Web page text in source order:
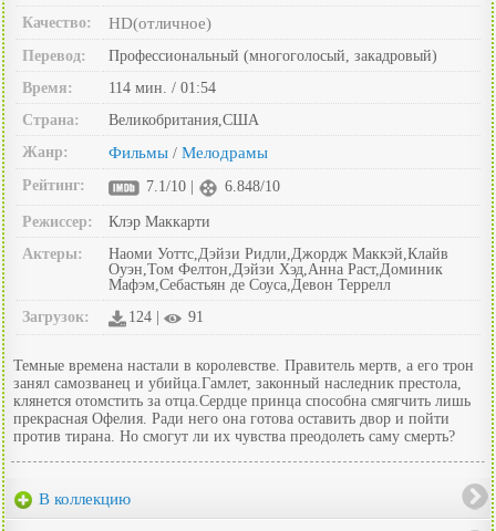
Качество:
HD(отличное)
Перевод:
Профессиональный (многоголосый, закадровый)
Время:
114 мин. / 01:54
Страна:
Великобритания,США
Жанр:
Фильмы / Мелодрамы
Рейтинг: 7.1/10 | 6.848/10
Режиссер:
Клэр Маккарти
Актеры:
Наоми Уоттс,Дэйзи Ридли,Джордж Маккэй,Клайв
Оуэн,Том Фелтон,Дэйзи Хэд,Анна Раст,Доминик
Мафэм,Себастьян де Соуса,Девон Террелл
Загрузок:
124 | 91
Темные времена настали в королевстве. Правитель мертв, а его трон
занял самозванец и убийца.Гамлет, законный наследник престола,
клянется отомстить за отца.Сердце принца способна смягчить лишь
прекрасная Офелия. Ради него она готова оставить двор и пойти
против тирана. Но cмогут ли их чувства преодолеть саму смерть?
В коллекцию